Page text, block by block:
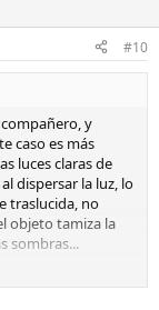
#10
y
caso es más
luces claras de
dispersar la luz, lo
traslucida, no
objeto tamiza la
sombras...
sabeemos que